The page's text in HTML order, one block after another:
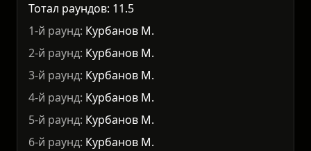
Тотал раундов: 11.5
1-й раунд: Курбанов М.
2-й раунд: Курбанов М.
3-й раунд: Курбанов М.
4-й раунд: Курбанов М.
5-й раунд: Курбанов М.
6-й раунд: Курбанов М.